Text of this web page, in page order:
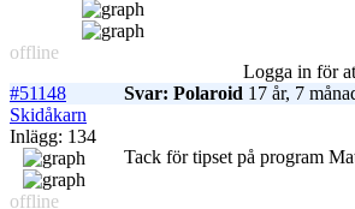
offline
Logga in för
#51148
Svar: Polaroid 17 år, 7
Skidåkarn
Inlägg: 134
offline
Tack för tipset på program